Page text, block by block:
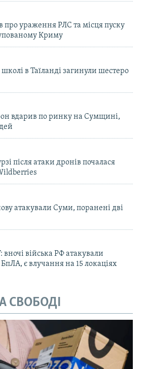
про ураження РЛС та місця пуску
Криму
в Таїланді загинули шестеро
вдарив по ринку на Сумщині,
після атаки дронів почалася
атакували Суми, поранені дві
вночі війська РФ атакували
є влучання на 15 локаціях
СВОБОДІ